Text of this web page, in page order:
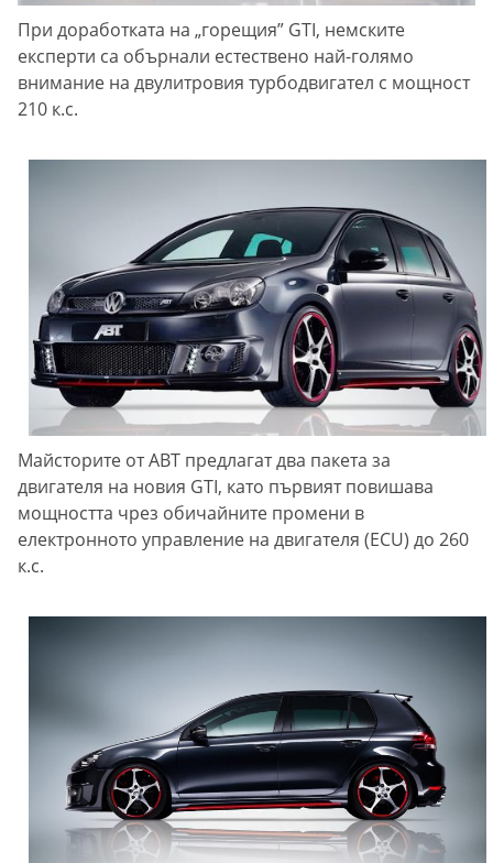
При доработката на „горещия” GTI, немските
експерти са обърнали естествено най-голямо
внимание на двулитровия турбодвигател с мощност
210 к.с.
Майсторите от ABT предлагат два пакета за
двигателя на новия GTI, като първият повишава
мощността чрез обичайните промени в
електронното управление на двигателя (ECU) до 260
к.с.